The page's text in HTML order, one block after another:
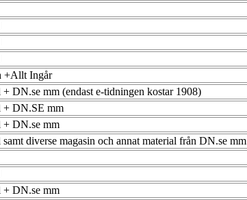
+Allt Ingår
DN.se mm (endast e-tidningen kostar 1908)
+ DN.SE mm
+ DN.se mm
diverse magasin och annat material från DN.se mm
+ DN.se mm